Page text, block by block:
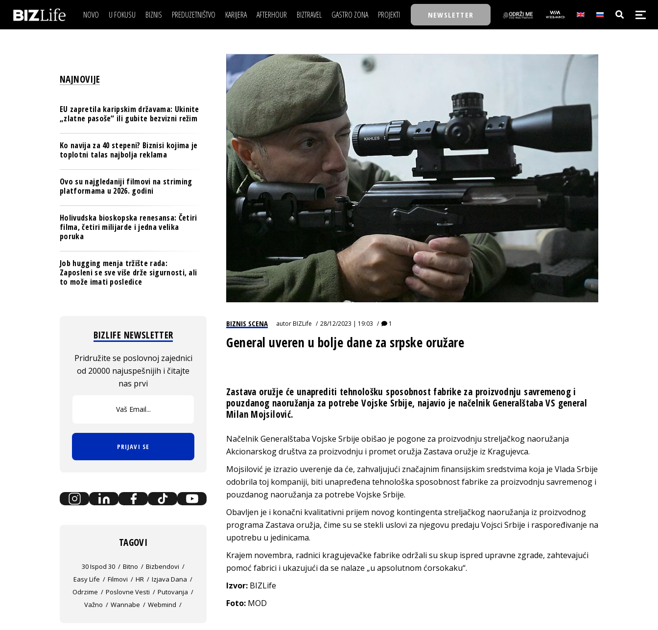
NOVO U FOKUSU BIZNIS
BANKE
OSIGURANJE
TECH I AI
BIZNIS & SPORT
PULS REGIONA
NOVO NA RAFU
PREDUZETNIŠTVO KARIJERA
LJUDI (HR)
MOJ UGAO
USAVRŠAVANJE
KNOW-HOW
AFTERHOUR
KNJIGE
AUTO SVET
STIL
WELLBEING
BIZTRAVEL GASTRO ZONA PROJEKTI
BACK TO OFFICE/SCHOOL
BIZKOLEGIJUM
BMW BIZNIS LIGA
BIZLIFE WEEK
IZJAVA GODINE
NEWSLETTER
IZJAVA DANABIZNIS SCENA
BREND I KOMUNIKACIJE
OSIGURANJE
TECH I AI
PULS REGIONA
POSAO
MOJ UGAO
USAVRŠAVANJE
KNOW-HOW
FILM I SCENA
AUTO SVET
STIL
WELLBEING
NAJKOLEGA
30 ISPOD 30
BMW BIZNIS LIGA
BIZLIFE WEEK
IZJAVA GODINE
BIZNIS SCENA autorBIZLife 28/12/2023 | 19:03 1
General uveren u bolje dane za srpske oružare
Zastava oružje će unaprediti tehnološku sposobnost fabrike za proizvodnju savremenog i
pouzdanog naoružanja za potrebe Vojske Srbije, najavio je načelnik Generalštaba VS general
Milan Mojsilović.
Načelnik Generalštaba Vojske Srbije obišao je pogone za proizvodnju streljačkog naoružanja
Akcionarskog društva za proizvodnju i promet oružja Zastava oružje iz Kragujevca.
Mojsilović je izrazio uverenje da će, zahvaljujući značajnim finansijskim sredstvima koja je Vlada Srbije
odobrila toj kompaniji, biti unapređena tehnološka sposobnost fabrike za proizvodnju savremenog i
pouzdanog naoružanja za potrebe Vojske Srbije.
Obavljen je i konačni kvalitativni prijem novog kontingenta streljačkog naoružanja iz proizvodnog
programa Zastava oružja, čime su se stekli uslovi za njegovu predaju Vojsci Srbije i raspoređivanje na
upotrebu u jedinicama.
Krajem novembra, radnici kragujevačke fabrike održali su skup ispred upravne zgrade, zahtevajući
pomoć fabrici i ukazujući da se nalaze „u apsolutnom ćorsokaku“.
Izvor: BIZLife
Foto: MOD
NAJNOVIJE
EU zapretila karipskim državama: Ukinite
„zlatne pasoše“ ili gubite bezvizni režim
Ko navija za 40 stepeni? Biznisi kojima je
toplotni talas najbolja reklama
Ovo su najgledaniji filmovi na striming
platformama u 2026. godini
Holivudska bioskopska renesansa: Četiri
filma, četiri milijarde i jedna velika
poruka
Job hugging menja tržište rada:
Zaposleni se sve više drže sigurnosti, ali
to može imati posledice
BIZLIFE NEWSLETTER
Pridružite se poslovnoj zajednici
od 20000 najuspešnijih i čitajte
nas prvi
PRIJAVI SE
TAGOVI
30 Ispod 30 Bitno
Bizbendovi
Easy Life
Filmovi HR
Izjava Dana
Odrzime
Poslovne Vesti
Putovanja
Važno
Wannabe Webmind